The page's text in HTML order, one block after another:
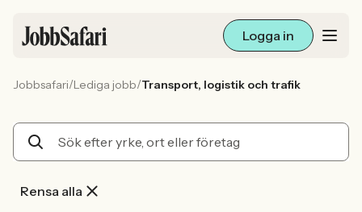
Logga in
Arbetsliv och karriär
Jobbsafari/Lediga jobb/Transport, logistik och trafik
Rensa alla